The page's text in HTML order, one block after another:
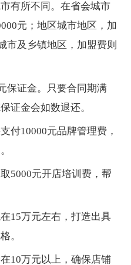
所不同。在省会城市
元；地区城市地区，加
市及乡镇地区，加盟费则
证金。只要合同期满
证金会如数退还。
10000元品牌管理费，
元开店培训费，帮
万元左右，打造出具
。
万元以上，确保店铺